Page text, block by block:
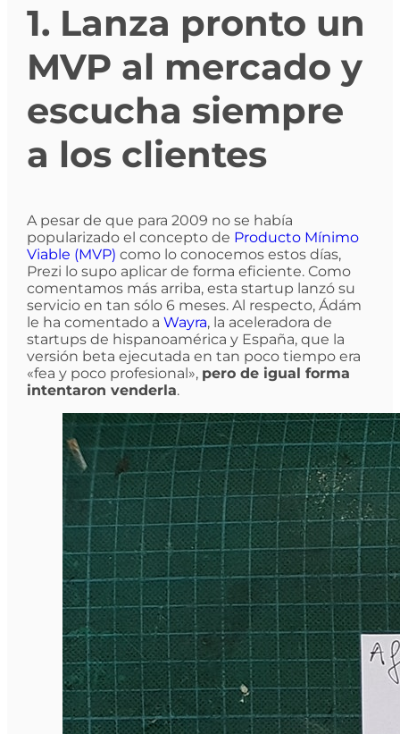
1. Lanza pronto un
MVP al mercado y
escucha siempre
a los clientes
A pesar de que para 2009 no se había
popularizado el concepto de Producto Mínimo
Viable (MVP) como lo conocemos estos días,
Prezi lo supo aplicar de forma eficiente. Como
comentamos más arriba, esta startup lanzó su
servicio en tan sólo 6 meses. Al respecto, Ádám
le ha comentado a Wayra, la aceleradora de
startups de hispanoamérica y España, que la
versión beta ejecutada en tan poco tiempo era
«fea y poco profesional», pero de igual forma
intentaron venderla.